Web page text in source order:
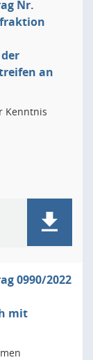
Nr.
an
Kenntnis
0990/2022
mit